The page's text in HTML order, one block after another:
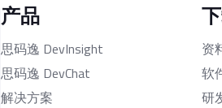
产品
思码逸 DevInsight
思码逸 DevChat
解决方案
资
软
研